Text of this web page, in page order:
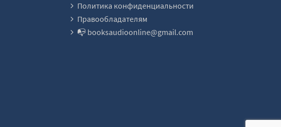
Политика конфиденциальности
Правообладателям
📭 booksaudioonline@gmail.com